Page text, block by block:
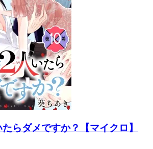
らダメですか？【マイクロ】